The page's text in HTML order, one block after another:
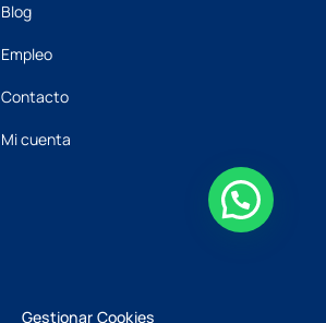
Blog
Empleo
Contacto
Mi cuenta
Gestionar Cookies